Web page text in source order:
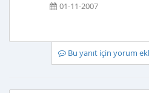
01-11-2007
Bu yanıt için yorum